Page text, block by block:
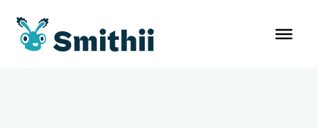
содержимому